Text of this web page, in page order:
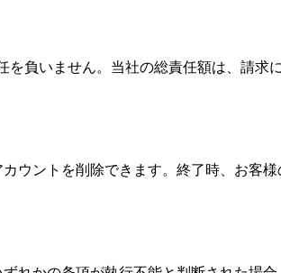
負いません。当社の総責任額は、請求
ウントを削除できます。終了時、お客